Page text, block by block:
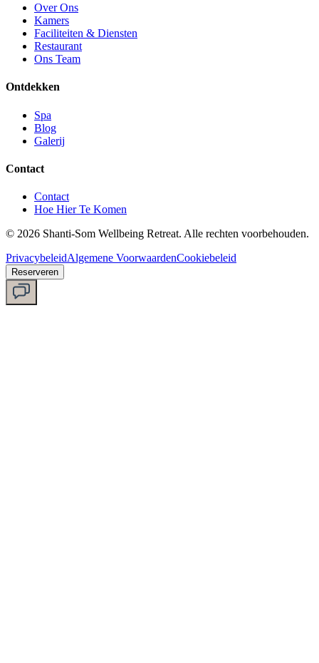
Over Ons
Kamers
Faciliteiten & Diensten
Restaurant
Ons Team
Ontdekken
Spa
Blog
Galerij
Contact
Contact
Hoe Hier Te Komen
© 2026 Shanti-Som Wellbeing Retreat. Alle rechten voorbehouden.
PrivacybeleidAlgemene VoorwaardenCookiebeleid
Reserveren